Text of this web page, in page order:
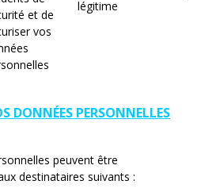
et de
vos
légitime
DONNÉES PERSONNELLES
peuvent être
destinataires suivants :